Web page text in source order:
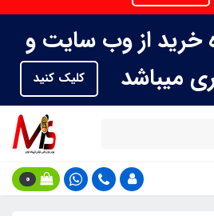
خرید از وب سایت و
میباشد
کلیک کنید
0